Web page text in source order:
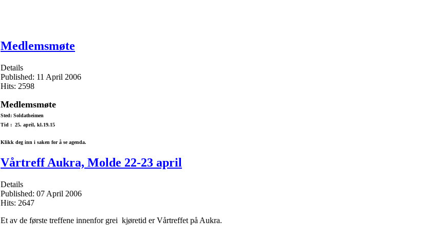
Medlemsmøte
Details
Published: 11 April 2006
Hits: 2598
Medlemsmøte
Sted: Soldatheimen
Tid : 25. april, kl.19.15
Klikk deg inn i saken for å se agenda.
Vårtreff Aukra, Molde 22-23 april
Details
Published: 07 April 2006
Hits: 2647
Et av de første treffene innenfor grei kjøretid er Vårtreffet på Aukra.